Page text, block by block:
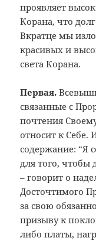
проявляет
Корана, что
Вкратце мы
красивых и
света Корана.
Первая.
связанные с
почтения
относит к Себе.
содержание: “Я
для того, чтобы
– говорит о
Досточтимого
за свою
призыву к
либо платы,